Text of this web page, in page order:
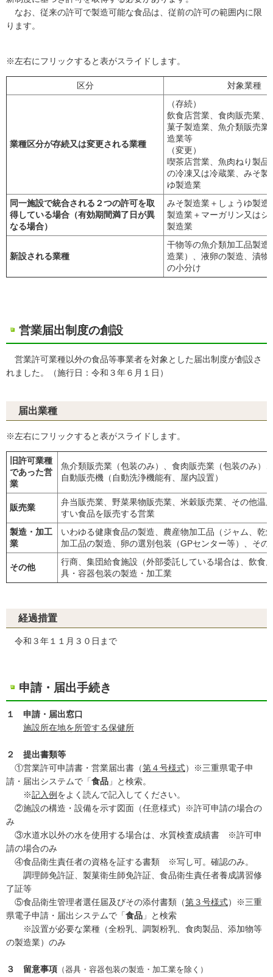
なお、従来の許可で製造可能な食品は、従前の許可の範囲内に限
ります。
※左右にフリックすると表がスライドします。
区分 対象業種
業種区分が存続又は変更される業種
（存続）
飲食店営業、食肉販売業、
菓子製造業、魚介類販売業
造業等
（変更）
喫茶店営業、魚肉ねり製品
の冷凍又は冷蔵業、みそ製
ゆ製造業
同一施設で統合される２つの許可を取
得している場合（有効期間満了日が異
なる場合）
みそ製造業＋しょうゆ製造
製造業＋マーガリン又はシ
製造業
新設される業種
干物等の魚介類加工品製造
造業）、液卵の製造、漬物
の小分け
営業届出制度の創設
営業許可業種以外の食品等事業者を対象とした届出制度が創設さ
れました。（施行日：令和３年６月１日）
届出業種
※左右にフリックすると表がスライドします。
旧許可業種
であった営
業
魚介類販売業（包装のみ）、食肉販売業（包装のみ）
自動販売機（自動洗浄機能有、屋内設置）
販売業
弁当販売業、野菜果物販売業、米穀販売業、その他温
すい食品を販売する営業
製造・加工
業
いわゆる健康食品の製造、農産物加工品（ジャム、乾
加工品の製造、卵の選別包装（GPセンター等）、そ
その他
行商、集団給食施設（外部委託している場合は、飲食
具・容器包装の製造・加工業
経過措置
令和３年１１月３０日まで
申請・届出手続き
１ 申請・届出窓口
施設所在地を所管する保健所
２ 提出書類等
①営業許可申請書・営業届出書（第４号様式）※三重県電子申
請・届出システムで「食品 」と検索。
※記入例 をよく読んで記入してください。
②施設の構造・設備を示す図面（任意様式）※許可申請の場合の
み
③水道水以外の水を使用する場合は、水質検査成績書 ※許可申
請の場合のみ
④食品衛生責任者の資格を証する書類 ※写し可。確認のみ。
調理師免許証、製菓衛生師免許証、食品衛生責任者養成講習修
了証等
⑤食品衛生管理者選任届及びその添付書類（第３号様式）※三重
県電子申請・届出システムで「食品 」と検索
※設置が必要な業種（全粉乳、調製粉乳、食肉製品、添加物等
の製造業）のみ
３ 留意事項 （器具・容器包装の製造・加工業を除く）